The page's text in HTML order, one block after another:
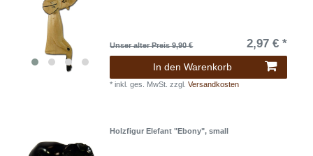
Unser alter Preis 9,90 € 2,97 € *
In den Warenkorb
*inkl. ges. MwSt. zzgl.Versandkosten
Holzfigur Elefant "Ebony", small